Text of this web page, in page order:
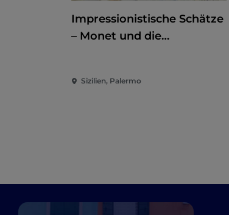
Impressionistische Schätze
– Monet und die
Sizilien, Palermo